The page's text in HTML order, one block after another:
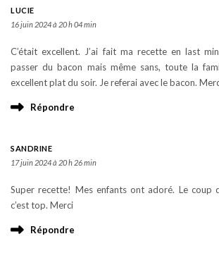
LUCIE
16 juin 2024 à 20 h 04 min
C’était excellent. J’ai fait ma recette en last
passer du bacon mais même sans, toute la
excellent plat du soir. Je referai avec le bacon.
Répondre
SANDRINE
17 juin 2024 à 20 h 26 min
Super recette! Mes enfants ont adoré. Le coup
c’est top. Merci
Répondre